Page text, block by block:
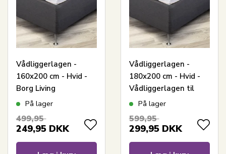
Vådliggerlagen -
160x200 cm - Hvid -
Borg Living
På lager
499,95
249,95 DKK
Vådliggerlagen -
180x200 cm - Hvid -
Vådliggerlagen til
dobbeltseng - Borg
På lager
599,95
299,95 DKK